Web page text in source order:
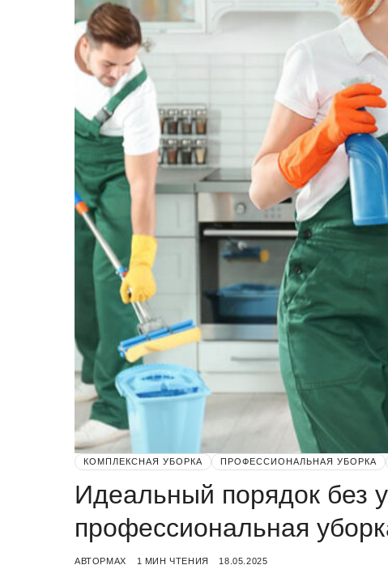
КОМПЛЕКСНАЯ УБОРКА ПРОФЕССИОНАЛЬНАЯ УБОРКА
Идеальный порядок без
профессиональная
АВТОРMAX 1 МИН ЧТЕНИЯ 18.05.2025